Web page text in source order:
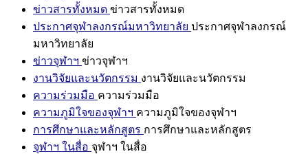
ข่าวสารทั้งหมด ข่าวสารทั้งหมด
ประกาศจุฬาลงกรณ์มหาวิทยาลัย ประกาศจุฬาลงกรณ์
มหาวิทยาลัย
ข่าวจุฬาฯ ข่าวจุฬาฯ
งานวิจัยและนวัตกรรม งานวิจัยและนวัตกรรม
ความร่วมมือ ความร่วมมือ
ความภูมิใจของจุฬาฯ ความภูมิใจของจุฬาฯ
การศึกษาและหลักสูตร การศึกษาและหลักสูตร
จุฬาฯ ในสื่อ จุฬาฯ ในสื่อ